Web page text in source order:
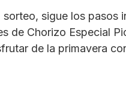
sigue los pasos
de Chorizo Especial
de la primavera